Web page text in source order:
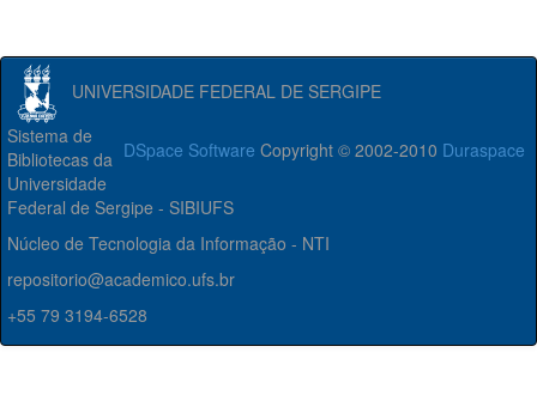
UNIVERSIDADE FEDERAL DE SERGIPE
DSpace Software Copyright © 2002-2010 Duraspace
Sistema de
Bibliotecas da
Universidade
Federal de Sergipe - SIBIUFS
Núcleo de Tecnologia da Informação - NTI
repositorio@academico.ufs.br
+55 79 3194-6528